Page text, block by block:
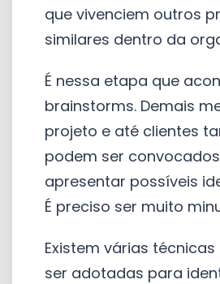
que vivenciem outros
similares dentro da
É nessa etapa que
brainstorms. Demais
projeto e até clientes
podem ser
apresentar possíveis
É preciso ser muito
Existem várias
ser adotadas para